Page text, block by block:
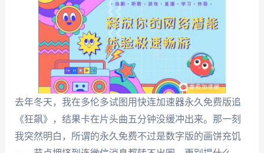
去年冬天，我在多伦多试图用快连加速器永久免费版追
《狂飙》，结果卡在片头曲五分钟没缓冲出来。那一刻
我突然明白，所谓的永久免费不过是数字版的画饼充饥